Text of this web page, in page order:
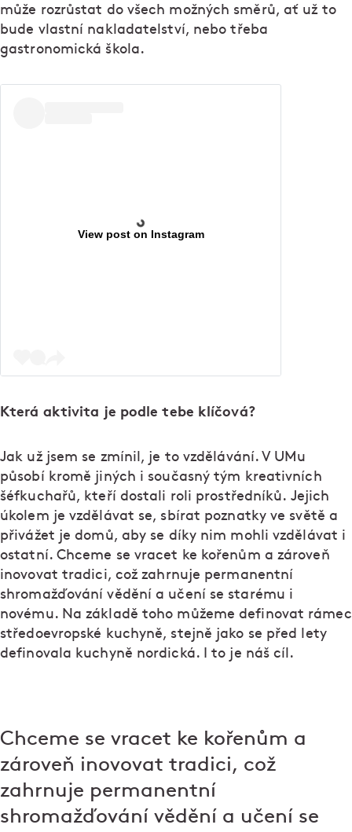
může rozrůstat do všech možných směrů, ať už to
bude vlastní nakladatelství, nebo třeba
gastronomická škola.
View post on Instagram
Která aktivita je podle tebe klíčová?
Jak už jsem se zmínil, je to vzdělávání. V UMu
působí kromě jiných i současný tým kreativních
šéfkuchařů, kteří dostali roli prostředníků. Jejich
úkolem je vzdělávat se, sbírat poznatky ve světě a
přivážet je domů, aby se díky nim mohli vzdělávat i
ostatní. Chceme se vracet ke kořenům a zároveň
inovovat tradici, což zahrnuje permanentní
shromažďování vědění a učení se starému i
novému. Na základě toho můžeme definovat rámec
středoevropské kuchyně, stejně jako se před lety
definovala kuchyně nordická. I to je náš cíl.
Chceme se vracet ke kořenům a
zároveň inovovat tradici, což
zahrnuje permanentní
shromažďování vědění a učení se